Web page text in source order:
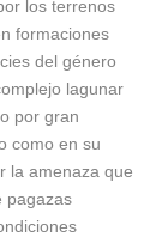
los terrenos
formaciones
del género
lagunar
por gran
como en su
la amenaza que
pagazas